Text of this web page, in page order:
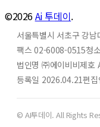
©2026Ai 투데이.
서울특별시 서초구 강
팩스 02-6008-0515청
법인명 ㈜에이비비제호
등록일 2026.04.21편집
© AI투데이. All Rights